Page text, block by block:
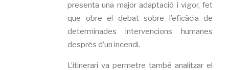
presenta una major adaptació i vigor, fet
que obre el debat sobre l’eficàcia de
determinades intervencions humanes
després d’un incendi.
L’itinerari va permetre també analitzar el